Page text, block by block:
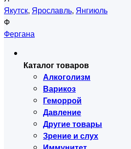
Якутск, Ярославль, Янгиюль
Ф
Фергана
Каталог товаров
Алкоголизм
Варикоз
Геморрой
Давление
Другие товары
Зрение и слух